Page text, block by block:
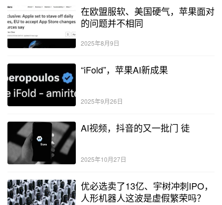
在欧盟服软、美国硬气，苹果面对
的问题并不相同
2025年8月9日
“iFold”，苹果AI新成果
2025年9月26日
AI视频，抖音的又一批门 徒
2025年10月27日
优必选卖了13亿、宇树冲刺IPO，
人形机器人这波是虚假繁荣吗？